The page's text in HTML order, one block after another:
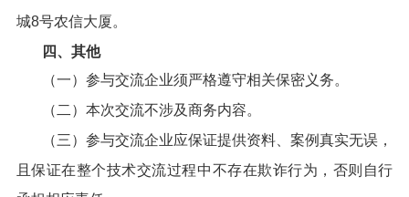
城8号农信大厦。
四、其他
（一）参与交流企业须严格遵守相关保密义务。
（二）本次交流不涉及商务内容。
（三）参与交流企业应保证提供资料、案例真实无误，
且保证在整个技术交流过程中不存在欺诈行为，否则自行